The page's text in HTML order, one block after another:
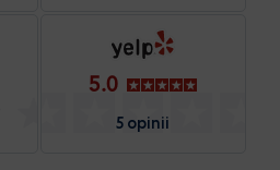
5.0
5 opinii